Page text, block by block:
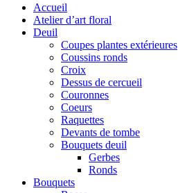
Close
Menu
Accueil
Atelier d’art floral
Deuil
Coupes plantes extérieures
Coussins ronds
Croix
Dessus de cercueil
Couronnes
Coeurs
Raquettes
Devants de tombe
Bouquets deuil
Gerbes
Ronds
Bouquets